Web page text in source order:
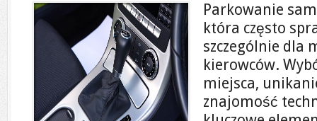
Parkowanie
która często
szczególnie dla
kierowców.
miejsca,
znajomość